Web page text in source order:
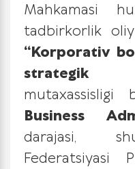
Mahkamasi
tadbirkorlik
“Korporativ
strategik
mutaxassisligi
Business
darajasi,
Federatsiyasi